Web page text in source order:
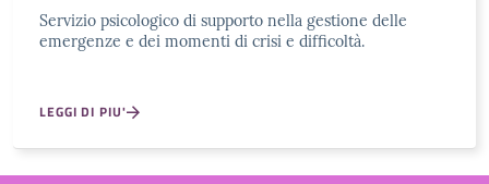
Servizio psicologico di supporto nella gestione delle
emergenze e dei momenti di crisi e difficoltà.
LEGGI DI PIU'